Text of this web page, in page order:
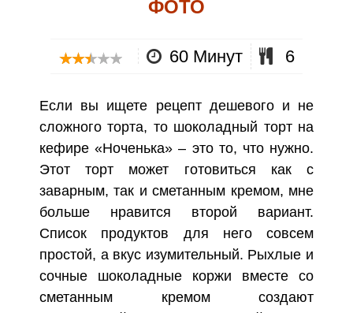
ФОТО
60 Минут 6
Если вы ищете рецепт дешевого и не
сложного торта, то шоколадный торт на
кефире «Ноченька» – это то, что нужно.
Этот торт может готовиться как с
заварным, так и сметанным кремом, мне
больше нравится второй вариант.
Список продуктов для него совсем
простой, а вкус изумительный. Рыхлые и
сочные шоколадные коржи вместе со
сметанным кремом создают